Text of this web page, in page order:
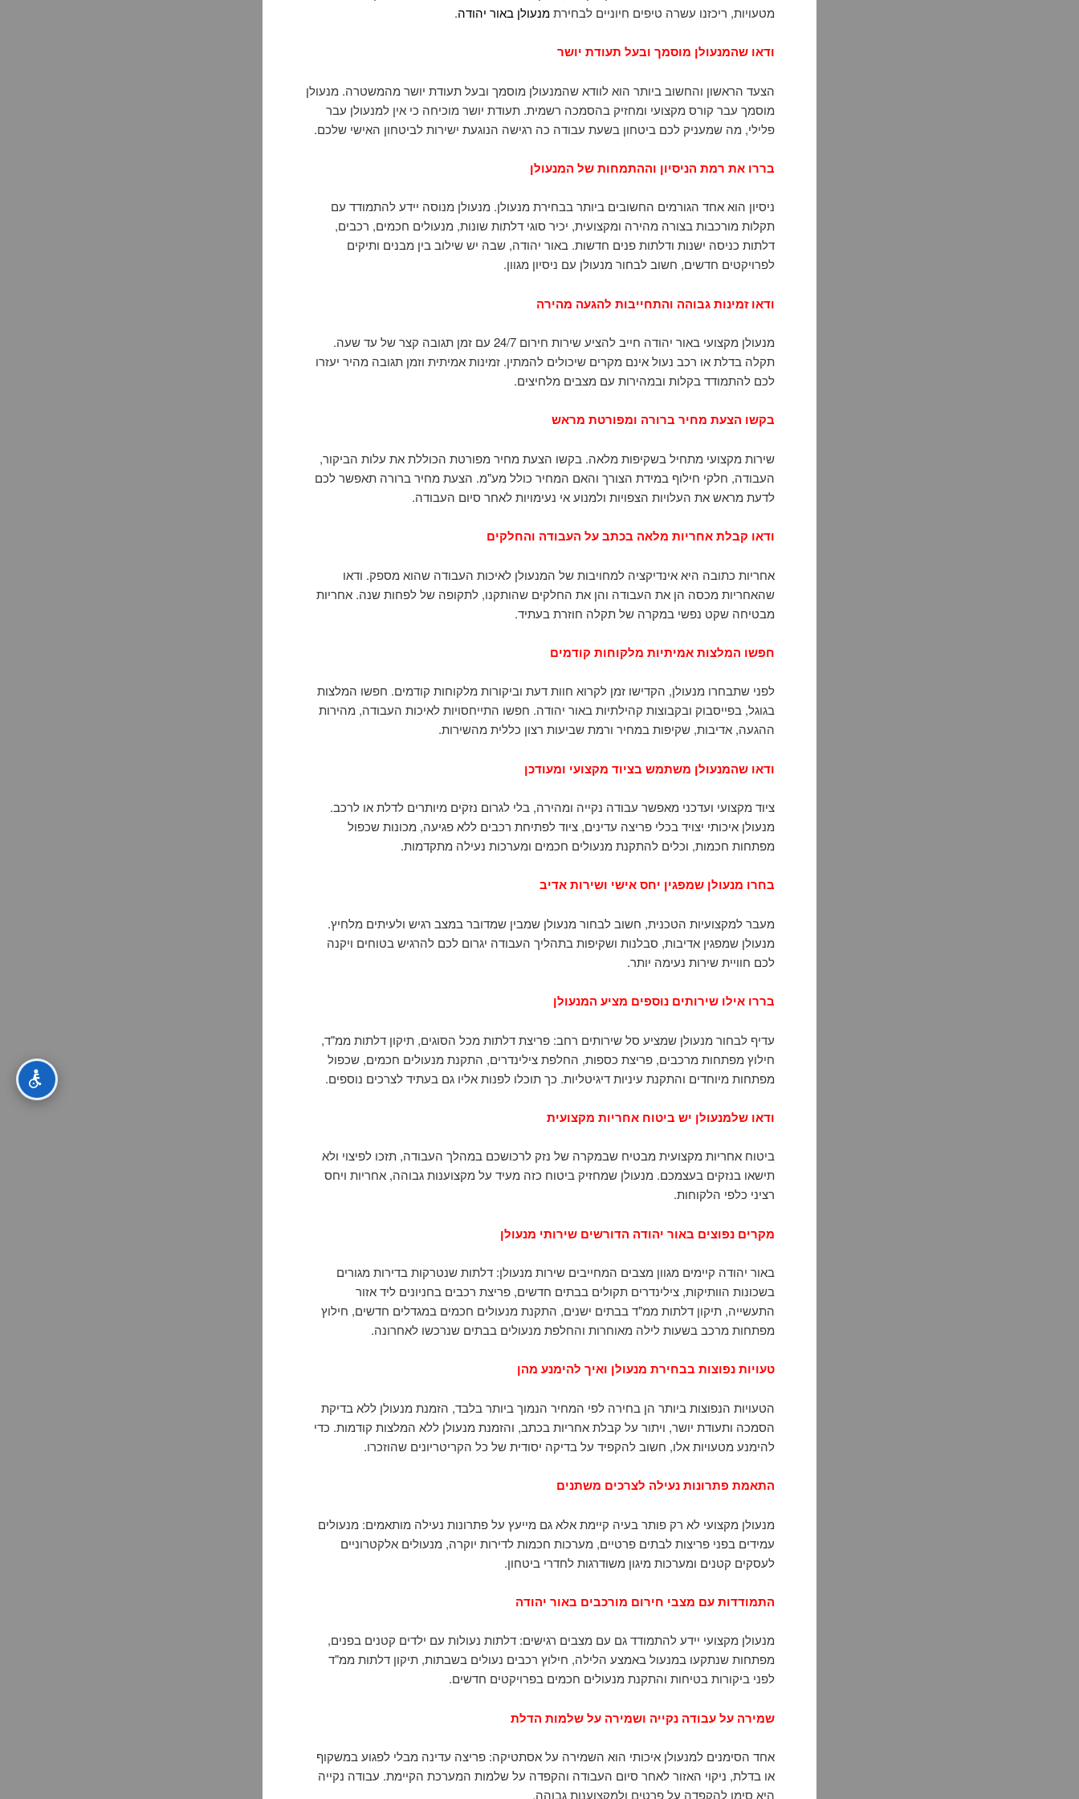
מטעויות, ריכזנו עשרה טיפים חיוניים לבחירתמנעולן באור יהודה.
ודאו שהמנעולן מוסמך ובעל תעודת יושר
הצעד הראשון והחשוב ביותר הוא לוודא שהמנעולן מוסמך ובעל תעודת יושר מהמשטרה. מנעולן
מוסמך עבר קורס מקצועי ומחזיק בהסמכה רשמית. תעודת יושר מוכיחה כי אין למנעולן עבר
פלילי, מה שמעניק לכם ביטחון בשעת עבודה כה רגישה הנוגעת ישירות לביטחון האישי שלכם.
בררו את רמת הניסיון וההתמחות של המנעולן
ניסיון הוא אחד הגורמים החשובים ביותר בבחירת מנעולן. מנעולן מנוסה יידע להתמודד עם
תקלות מורכבות בצורה מהירה ומקצועית, יכיר סוגי דלתות שונות, מנעולים חכמים, רכבים,
דלתות כניסה ישנות ודלתות פנים חדשות. באור יהודה, שבה יש שילוב בין מבנים ותיקים
לפרויקטים חדשים, חשוב לבחור מנעולן עם ניסיון מגוון.
ודאו זמינות גבוהה והתחייבות להגעה מהירה
מנעולן מקצועי באור יהודה חייב להציע שירות חירום 24/7 עם זמן תגובה קצר של עד שעה.
תקלה בדלת או רכב נעול אינם מקרים שיכולים להמתין. זמינות אמיתית וזמן תגובה מהיר יעזרו
לכם להתמודד בקלות ובמהירות עם מצבים מלחיצים.
בקשו הצעת מחיר ברורה ומפורטת מראש
שירות מקצועי מתחיל בשקיפות מלאה. בקשו הצעת מחיר מפורטת הכוללת את עלות הביקור,
העבודה, חלקי חילוף במידת הצורך והאם המחיר כולל מע"מ. הצעת מחיר ברורה תאפשר לכם
לדעת מראש את העלויות הצפויות ולמנוע אי נעימויות לאחר סיום העבודה.
ודאו קבלת אחריות מלאה בכתב על העבודה והחלקים
אחריות כתובה היא אינדיקציה למחויבות של המנעולן לאיכות העבודה שהוא מספק. ודאו
שהאחריות מכסה הן את העבודה והן את החלקים שהותקנו, לתקופה של לפחות שנה. אחריות
מבטיחה שקט נפשי במקרה של תקלה חוזרת בעתיד.
חפשו המלצות אמיתיות מלקוחות קודמים
לפני שתבחרו מנעולן, הקדישו זמן לקרוא חוות דעת וביקורות מלקוחות קודמים. חפשו המלצות
בגוגל, בפייסבוק ובקבוצות קהילתיות באור יהודה. חפשו התייחסויות לאיכות העבודה, מהירות
ההגעה, אדיבות, שקיפות במחיר ורמת שביעות רצון כללית מהשירות.
ודאו שהמנעולן משתמש בציוד מקצועי ומעודכן
ציוד מקצועי ועדכני מאפשר עבודה נקייה ומהירה, בלי לגרום נזקים מיותרים לדלת או לרכב.
מנעולן איכותי יצויד בכלי פריצה עדינים, ציוד לפתיחת רכבים ללא פגיעה, מכונות שכפול
מפתחות חכמות, וכלים להתקנת מנעולים חכמים ומערכות נעילה מתקדמות.
בחרו מנעולן שמפגין יחס אישי ושירות אדיב
מעבר למקצועיות הטכנית, חשוב לבחור מנעולן שמבין שמדובר במצב רגיש ולעיתים מלחיץ.
מנעולן שמפגין אדיבות, סבלנות ושקיפות בתהליך העבודה יגרום לכם להרגיש בטוחים ויקנה
לכם חוויית שירות נעימה יותר.
בררו אילו שירותים נוספים מציע המנעולן
עדיף לבחור מנעולן שמציע סל שירותים רחב: פריצת דלתות מכל הסוגים, תיקון דלתות ממ"ד,
חילוץ מפתחות מרכבים, פריצת כספות, החלפת צילינדרים, התקנת מנעולים חכמים, שכפול
מפתחות מיוחדים והתקנת עיניות דיגיטליות. כך תוכלו לפנות אליו גם בעתיד לצרכים נוספים.
ודאו שלמנעולן יש ביטוח אחריות מקצועית
ביטוח אחריות מקצועית מבטיח שבמקרה של נזק לרכושכם במהלך העבודה, תזכו לפיצוי ולא
תישאו בנזקים בעצמכם. מנעולן שמחזיק ביטוח כזה מעיד על מקצוענות גבוהה, אחריות ויחס
רציני כלפי הלקוחות.
מקרים נפוצים באור יהודה הדורשים שירותי מנעולן
באור יהודה קיימים מגוון מצבים המחייבים שירות מנעולן: דלתות שנטרקות בדירות מגורים
בשכונות הוותיקות, צילינדרים תקולים בבתים חדשים, פריצת רכבים בחניונים ליד אזור
התעשייה, תיקון דלתות ממ"ד בבתים ישנים, התקנת מנעולים חכמים במגדלים חדשים, חילוץ
מפתחות מרכב בשעות לילה מאוחרות והחלפת מנעולים בבתים שנרכשו לאחרונה.
טעויות נפוצות בבחירת מנעולן ואיך להימנע מהן
הטעויות הנפוצות ביותר הן בחירה לפי המחיר הנמוך ביותר בלבד, הזמנת מנעולן ללא בדיקת
הסמכה ותעודת יושר, ויתור על קבלת אחריות בכתב, והזמנת מנעולן ללא המלצות קודמות. כדי
להימנע מטעויות אלו, חשוב להקפיד על בדיקה יסודית של כל הקריטריונים שהוזכרו.
התאמת פתרונות נעילה לצרכים משתנים
מנעולן מקצועי לא רק פותר בעיה קיימת אלא גם מייעץ על פתרונות נעילה מותאמים: מנעולים
עמידים בפני פריצות לבתים פרטיים, מערכות חכמות לדירות יוקרה, מנעולים אלקטרוניים
לעסקים קטנים ומערכות מיגון משודרגות לחדרי ביטחון.
התמודדות עם מצבי חירום מורכבים באור יהודה
מנעולן מקצועי יידע להתמודד גם עם מצבים רגישים: דלתות נעולות עם ילדים קטנים בפנים,
מפתחות שנתקעו במנעול באמצע הלילה, חילוץ רכבים נעולים בשבתות, תיקון דלתות ממ"ד
לפני ביקורות בטיחות והתקנת מנעולים חכמים בפרויקטים חדשים.
שמירה על עבודה נקייה ושמירה על שלמות הדלת
אחד הסימנים למנעולן איכותי הוא השמירה על אסתטיקה: פריצה עדינה מבלי לפגוע במשקוף
או בדלת, ניקוי האזור לאחר סיום העבודה והקפדה על שלמות המערכת הקיימת. עבודה נקייה
היא סימן להקפדה על פרטים ולמקצוענות גבוהה.